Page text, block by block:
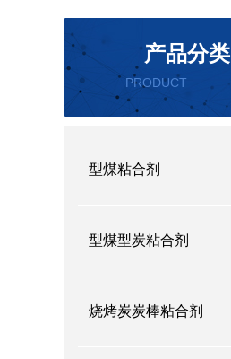
产品分类
PRODUCT
CATEGORY
型煤粘合剂
型煤型炭粘合剂
烧烤炭炭棒粘合剂